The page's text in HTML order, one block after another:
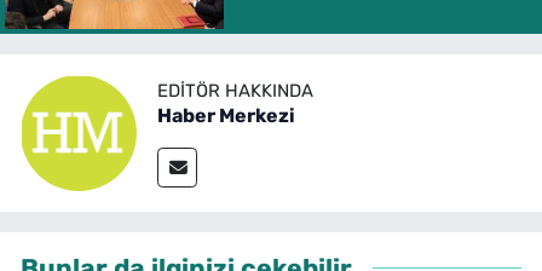
EDITÖR HAKKINDA
Haber Merkezi